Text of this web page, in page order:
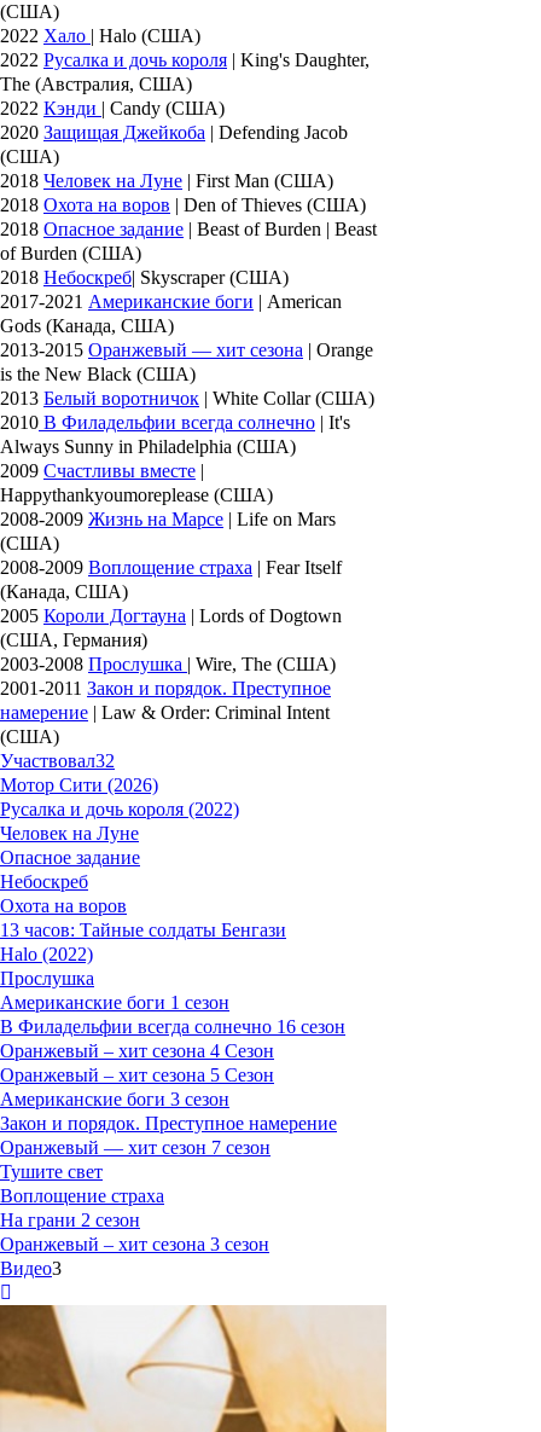
(США)
2022 Хало | Halo (США)
2022 Русалка и дочь короля | King's Daughter,
The (Австралия, США)
2022 Кэнди | Candy (США)
2020 Защищая Джейкоба | Defending Jacob
(США)
2018 Человек на Луне | First Man (США)
2018 Охота на воров | Den of Thieves (США)
2018 Опасное задание | Beast of Burden | Beast
of Burden (США)
2018 Небоскреб| Skyscraper (США)
2017-2021 Американские боги | American
Gods (Канада, США)
2013-2015 Оранжевый — хит сезона | Orange
is the New Black (США)
2013 Белый воротничок | White Collar (США)
2010 В Филадельфии всегда солнечно | It's
Always Sunny in Philadelphia (США)
2009 Счастливы вместе |
Happythankyoumoreplease (США)
2008-2009 Жизнь на Марсе | Life on Mars
(США)
2008-2009 Воплощение страха | Fear Itself
(Канада, США)
2005 Короли Догтауна | Lords of Dogtown
(США, Германия)
2003-2008 Прослушка | Wire, The (США)
2001-2011 Закон и порядок. Преступное
намерение | Law & Order: Criminal Intent
(США)
Участвовал32
Мотор Сити (2026)
Русалка и дочь короля (2022)
Человек на Луне
Опасное задание
Небоскреб
Охота на воров
13 часов: Тайные солдаты Бенгази
Halo (2022)
Прослушка
Американские боги 1 сезон
В Филадельфии всегда солнечно 16 сезон
Оранжевый – хит сезона 4 Сезон
Оранжевый – хит сезона 5 Сезон
Американские боги 3 сезон
Закон и порядок. Преступное намерение
Оранжевый — хит сезон 7 сезон
Тушите свет
Воплощение страха
На грани 2 сезон
Оранжевый – хит сезона 3 сезон
Видео3